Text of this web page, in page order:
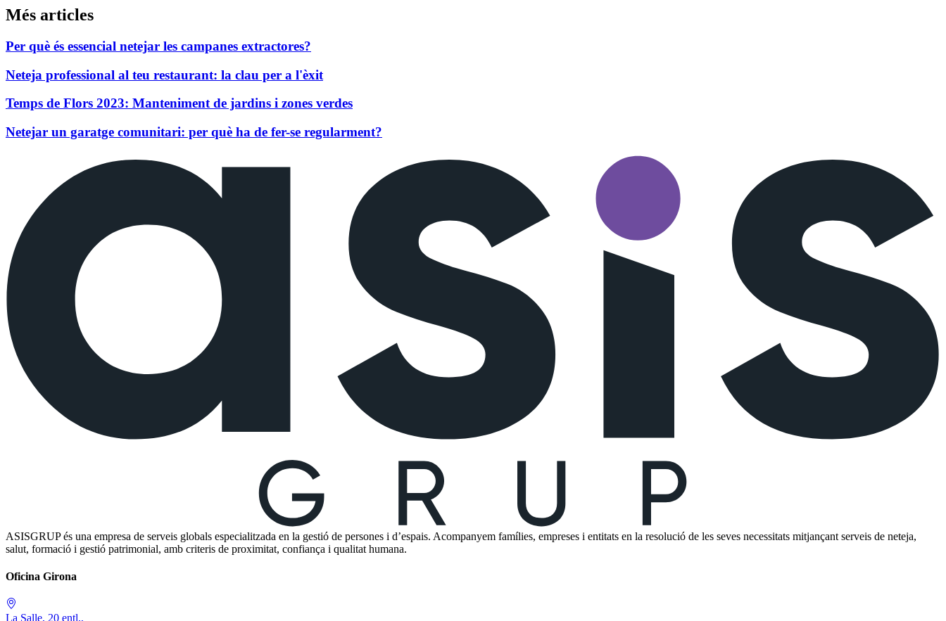
Més articles
Per què és essencial netejar les campanes extractores?
Neteja professional al teu restaurant: la clau per a l'èxit
Temps de Flors 2023: Manteniment de jardins i zones verdes
Netejar un garatge comunitari: per què ha de fer-se regularment?
ASISGRUP és una empresa de serveis globals especialitzada en la gestió de persones i d’espais. Acompanyem famílies, empreses i entitats en la resolució de les seves necessitats mitjançant serveis de neteja,
salut, formació i gestió patrimonial, amb criteris de proximitat, confiança i qualitat humana.
Oficina Girona
La Salle, 20 entl.,